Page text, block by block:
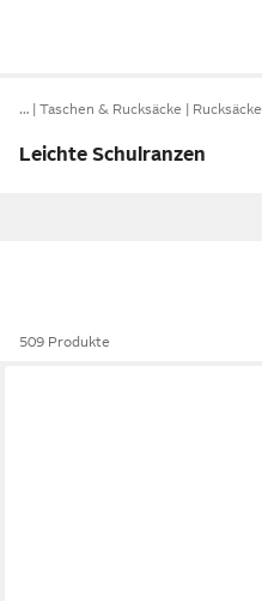
… Taschen & Rucksäcke Rucksäcke
Leichte Schulranzen
509 Produkte